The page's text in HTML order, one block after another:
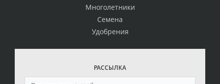
Многолетники
Семена
Удобрения
РАССЫЛКА